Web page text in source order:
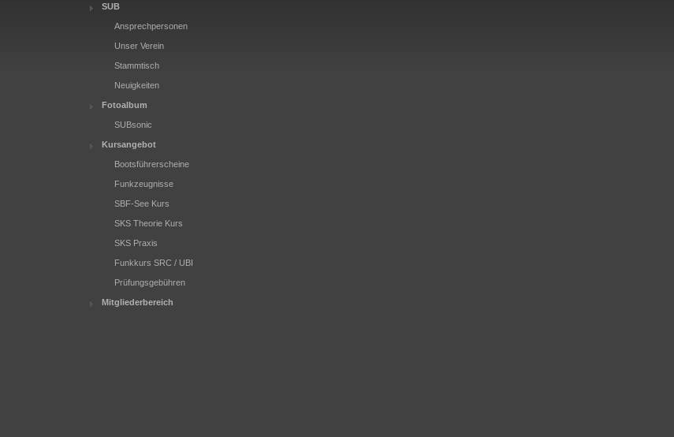
SUB
Ansprechpersonen
Unser Verein
Stammtisch
Neuigkeiten
Fotoalbum
SUBsonic
Kursangebot
Bootsführerscheine
Funkzeugnisse
SBF-See Kurs
SKS Theorie Kurs
SKS Praxis
Funkkurs SRC / UBI
Prüfungsgebühren
Mitgliederbereich